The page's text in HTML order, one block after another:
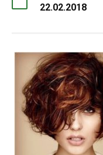
22.02.2018